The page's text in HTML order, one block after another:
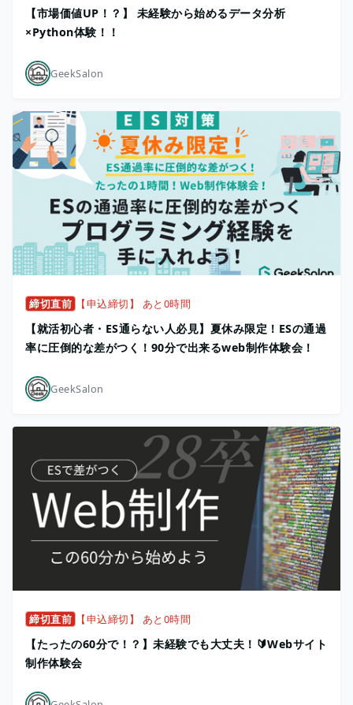
【市場価値UP！？】 未経験から始めるデータ分析
×Python体験！！
GeekSalon
締切直前 【申込締切】 あと0時間
【就活初心者・ES通らない人必見】夏休み限定！ESの通過
率に圧倒的な差がつく！90分で出来るweb制作体験会！
GeekSalon
締切直前 【申込締切】 あと0時間
【たったの60分で！？】未経験でも大丈夫！🔰Webサイト
制作体験会